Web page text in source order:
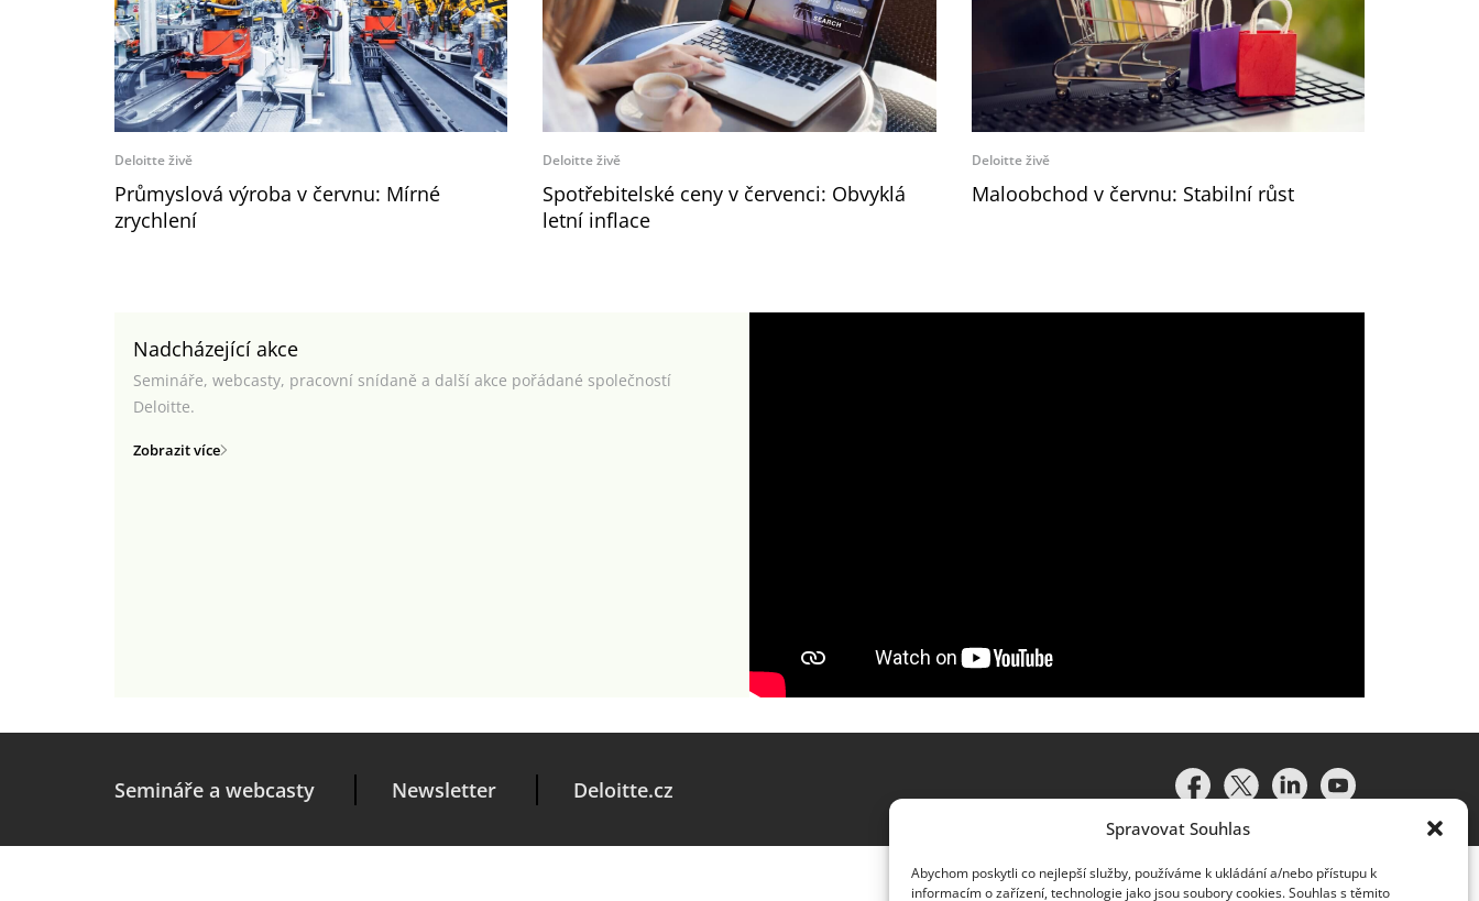
Spravovat Souhlas
Abychom poskytli co nejlepší služby, používáme k ukládání a/nebo přístupu k
informacím o zařízení, technologie jako jsou soubory cookies. Souhlas s těmito
Deloitte živě
Průmyslová výroba v červnu: Mírné
zrychlení
Deloitte živě
Spotřebitelské ceny v červenci: Obvyklá
letní inflace
Deloitte živě
Maloobchod v červnu: Stabilní růst
Nadcházející akce
Semináře, webcasty, pracovní snídaně a další akce pořádané společností
Deloitte.
Zobrazit více
Semináře a webcasty Newsletter Deloitte.cz